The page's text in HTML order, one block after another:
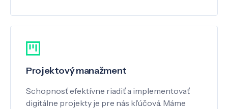
Projektový manažment
Schopnosť efektívne riadiť a implementovať
digitálne projekty je pre nás kľúčová. Máme